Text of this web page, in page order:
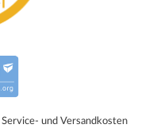
und Versandkosten